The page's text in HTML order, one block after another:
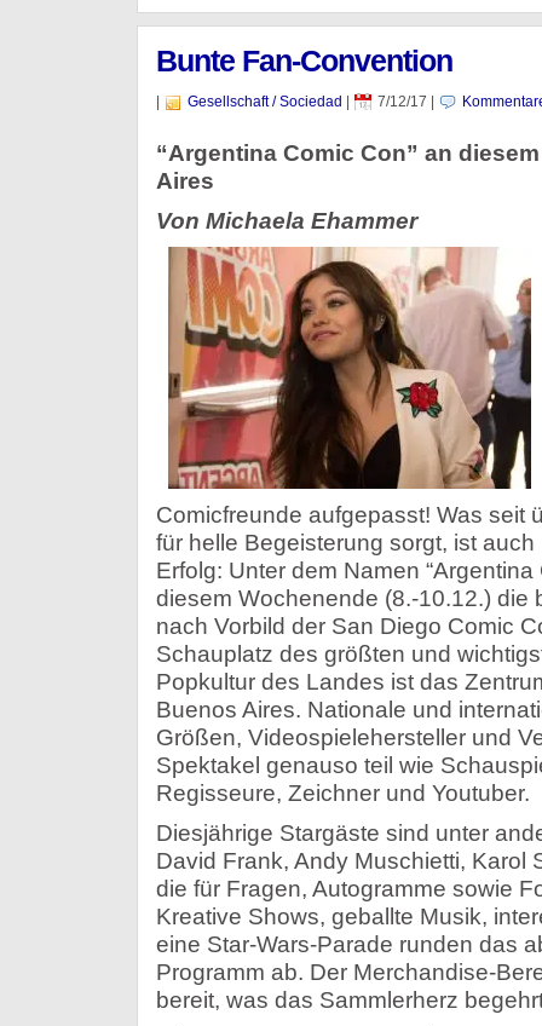
Bunte Fan-Convention
Gesellschaft / Sociedad 7/12/17
“Argentina Comic Con” an
Aires
Von Michaela Ehammer
Comicfreunde aufgepasst! Was seit
für helle Begeisterung sorgt, ist
Erfolg: Unter dem Namen “Argentina
diesem Wochenende (8.-10.12.) die
nach Vorbild der San Diego Comic
Schauplatz des größten und
Popkultur des Landes ist das
Buenos Aires. Nationale und
Größen, Videospielehersteller und
Spektakel genauso teil wie
Regisseure, Zeichner und Youtuber.
Diesjährige Stargäste sind unter
David Frank, Andy Muschietti, Karol
die für Fragen, Autogramme sowie
Kreative Shows, geballte Musik,
eine Star-Wars-Parade runden das
Programm ab. Der Merchandise-
bereit, was das Sammlerherz